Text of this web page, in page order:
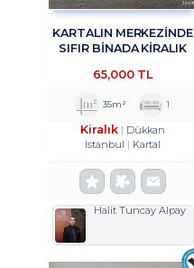
KARTALIN MERKEZİNDE
SIFIR BİNADA KİRALIK
TROYKADAN.
65,000 TL
35m² 1
Kiralık
Dükkan
İstanbul
Kartal
Halit Tuncay Alpay